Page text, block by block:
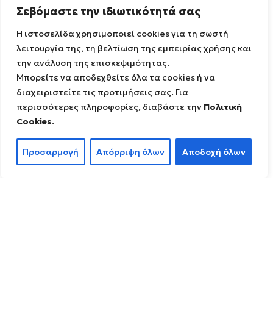
Σεβόμαστε την ιδιωτικότητά σας
Η ιστοσελίδα χρησιμοποιεί cookies για τη σωστή
λειτουργία της, τη βελτίωση της εμπειρίας χρήσης και
την ανάλυση της επισκεψιμότητας.
Μπορείτε να αποδεχθείτε όλα τα cookies ή να
διαχειριστείτε τις προτιμήσεις σας. Για
περισσότερες πληροφορίες, διαβάστε την Πολιτική
Cookies.
Προσαρμογή Απόρριψη όλων Αποδοχή όλων